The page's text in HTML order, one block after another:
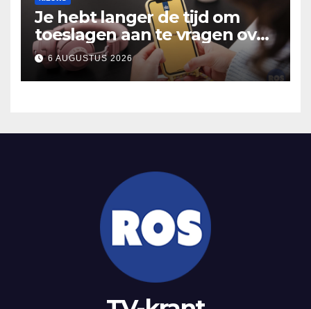
Je hebt langer de tijd om
toeslagen aan te vragen over
2025
6 AUGUSTUS 2026